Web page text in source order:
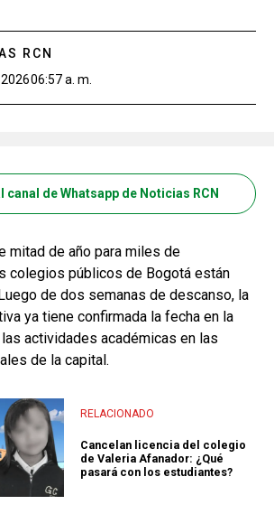
RCN
06:57 a. m.
canal de Whatsapp de Noticias RCN
mitad de año para miles de
colegios públicos de Bogotá están
de dos semanas de descanso, la
ya tiene confirmada la fecha en la
actividades académicas en las
de la capital.
RELACIONADO
Cancelan licencia del colegio
de Valeria Afanador: ¿Qué
pasará con los estudiantes?